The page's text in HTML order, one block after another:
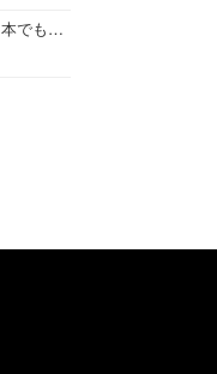
【タイコスメブランド一覧】日本でも人気沸騰中の“タイコスメ”ブランド20選！